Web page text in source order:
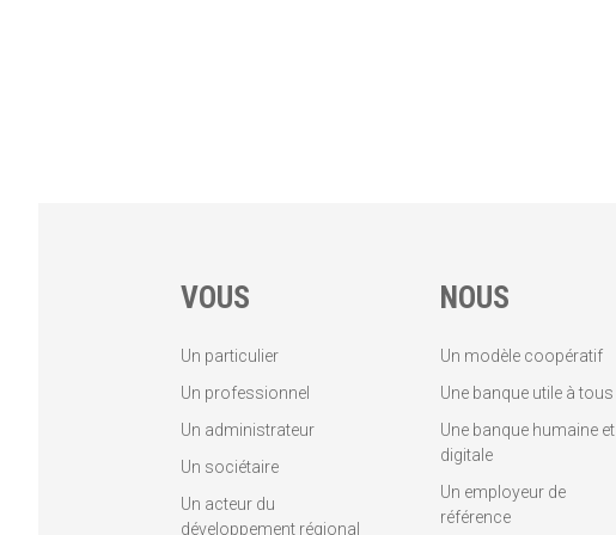
VOUS
Un particulier
Un professionnel
Un administrateur
Un sociétaire
Un acteur du
développement régional
NOUS
Un modèle coopératif
Une banque utile à tous
Une banque humaine et
digitale
Un employeur de
référence